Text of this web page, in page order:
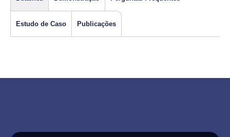
Estudo de Caso Publicações